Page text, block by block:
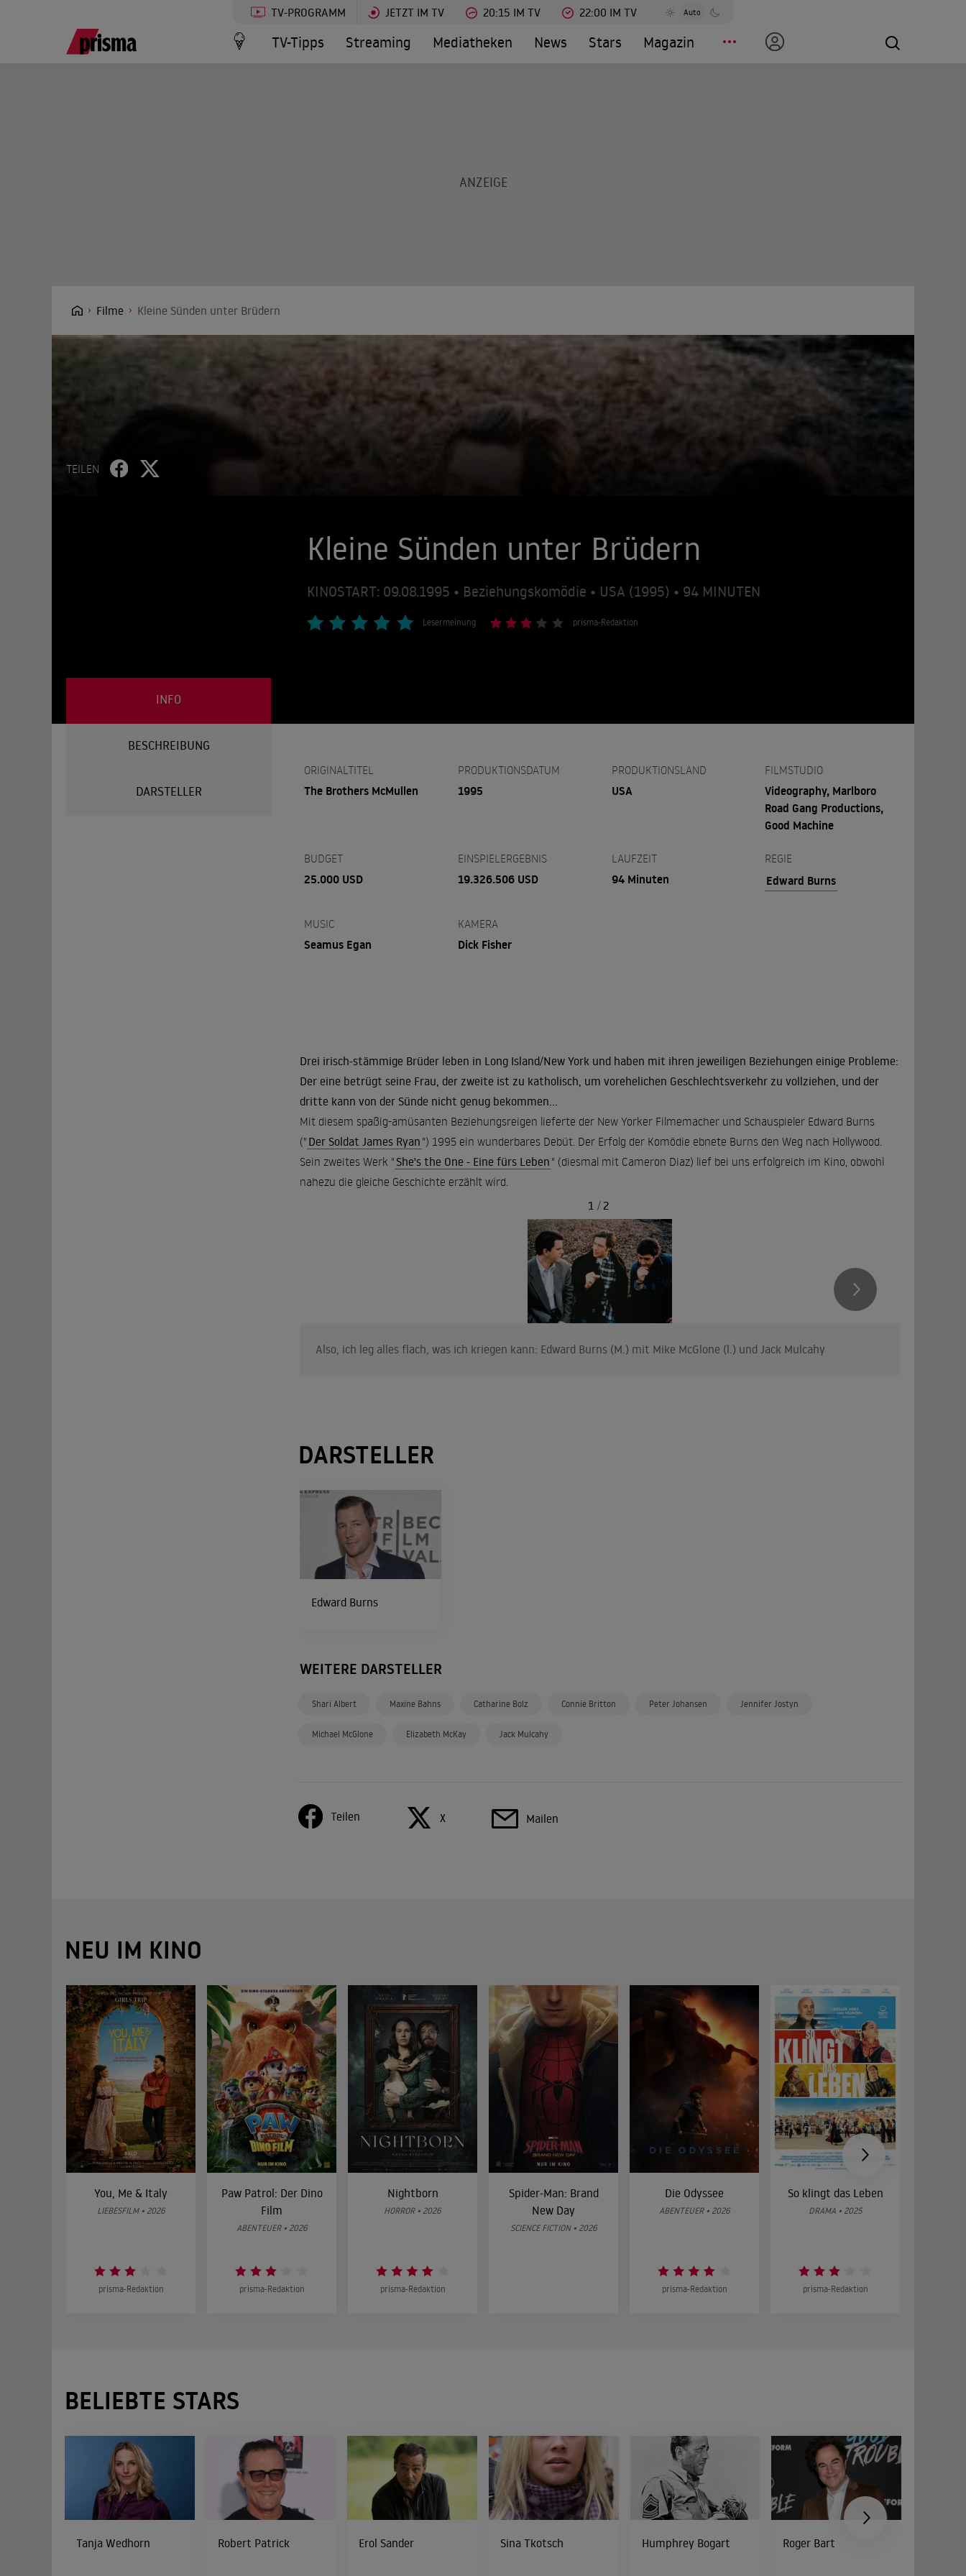
TV-PROGRAMM JETZT IM TV 20:15 IM TV 22:00 IM TV Auto
TV-Tipps Streaming Mediatheken News Stars Magazin
Filme Kleine Sünden unter Brüdern
TEILEN
Kleine Sünden unter Brüdern
KINOSTART: 09.08.1995 • Beziehungskomödie • USA (1995) • 94 MINUTEN
Lesermeinung prisma-Redaktion
INFO
BESCHREIBUNG
DARSTELLER
ORIGINALTITEL
The Brothers McMullen
PRODUKTIONSDATUM
1995
PRODUKTIONSLAND
USA
FILMSTUDIO
Videography, Marlboro
Road Gang Productions,
Good Machine
BUDGET
25.000 USD
EINSPIELERGEBNIS
19.326.506 USD
LAUFZEIT
94 Minuten
REGIE
Edward Burns
MUSIC
Seamus Egan
KAMERA
Dick Fisher
Drei irisch-stämmige Brüder leben in Long Island/New York und haben mit ihren jeweiligen Beziehungen einige Probleme:
Der eine betrügt seine Frau, der zweite ist zu katholisch, um vorehelichen Geschlechtsverkehr zu vollziehen, und der
dritte kann von der Sünde nicht genug bekommen...
Mit diesem spaßig-amüsanten Beziehungsreigen lieferte der New Yorker Filmemacher und Schauspieler Edward Burns
(" Der Soldat James Ryan ") 1995 ein wunderbares Debüt. Der Erfolg der Komödie ebnete Burns den Weg nach Hollywood.
Sein zweites Werk " She's the One - Eine fürs Leben " (diesmal mit Cameron Diaz) lief bei uns erfolgreich im Kino, obwohl
nahezu die gleiche Geschichte erzählt wird.
Also, ich leg alles flach, was ich kriegen kann: Edward Burns (M.) mit Mike McGlone (l.) und Jack Mulcahy
1 / 2
DARSTELLER
Edward Burns
WEITERE DARSTELLER
Shari Albert Maxine Bahns Catharine Bolz Connie Britton Peter Johansen Jennifer Jostyn
Michael McGlone Elizabeth McKay Jack Mulcahy
Teilen X Mailen
NEU IM KINO
You, Me & Italy
LIEBESFILM • 2026
prisma-Redaktion
Paw Patrol: Der Dino
Film
ABENTEUER • 2026
prisma-Redaktion
Nightborn
HORROR • 2026
prisma-Redaktion
Spider-Man: Brand
New Day
SCIENCE FICTION • 2026
Die Odyssee
ABENTEUER • 2026
prisma-Redaktion
So klingt das Leben
DRAMA • 2025
prisma-Redaktion
BELIEBTE STARS
Tanja Wedhorn Robert Patrick Erol Sander Sina Tkotsch Humphrey Bogart Roger Bart